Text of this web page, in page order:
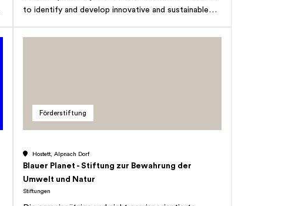
to identify and develop innovative and sustainable
boost their resilience, and foster their inclusion in
Förderstiftung
Hostett, Alpnach Dorf
Blauer Planet - Stiftung zur Bewahrung der
Umwelt und Natur
Stiftungen